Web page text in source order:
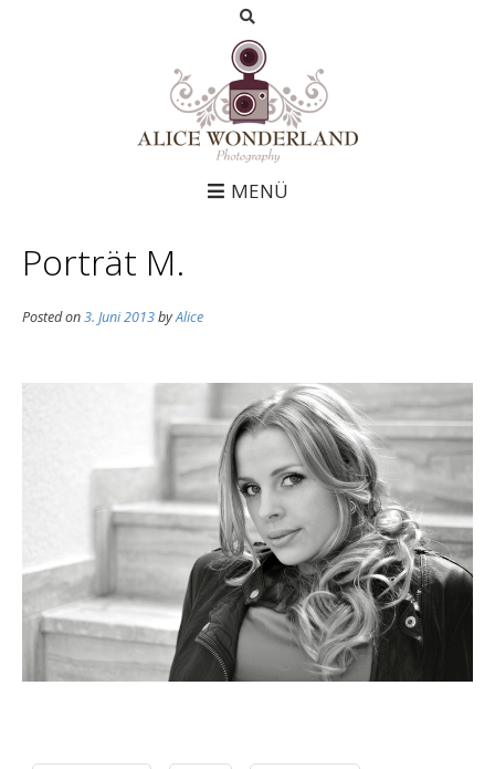
MENÜ
Porträt M.
Posted on3. Juni 2013byAlice